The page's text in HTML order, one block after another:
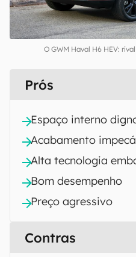
O GWM Haval H6 HEV:
Prós
Espaço interno
Acabamento
Alta tecnologia
Bom desempenho
Preço agressivo
Contras